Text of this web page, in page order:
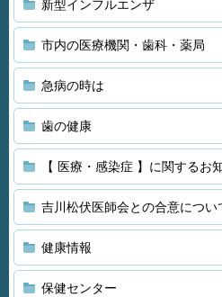
新型インフルエンザ
市内の医療機関・歯科・薬局
急病の時は
歯の健康
【 医療・感染症 】に関するお
吉川松伏医師会との合意につい
健康情報
保健センター